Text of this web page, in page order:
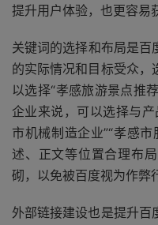
提升用户体验，也更容易
关键词的选择和布局是百
的实际情况和目标受众，
以选择“孝感旅游景点推
企业来说，可以选择与
市机械制造企业”“孝感
述、正文等位置合理布
砌，以免被百度视为作弊
外部链接建设也是提升百